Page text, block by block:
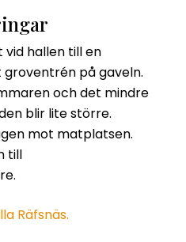
hallen till en
på gaveln.
och det mindre
blir lite större.
mot matplatsen.
till
Räfsnäs.